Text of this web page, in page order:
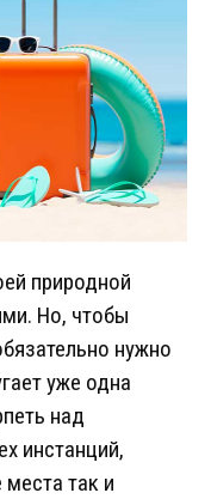
природной
Но, чтобы
нужно
уже одна
над
инстанций,
так и